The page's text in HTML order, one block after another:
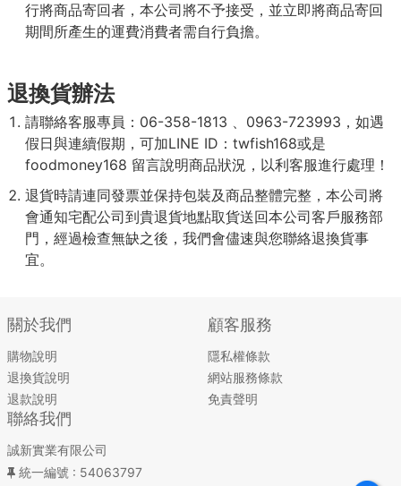
行將商品寄回者，本公司將不予接受，並立即將商品寄回
期間所產生的運費消費者需自行負擔。
退換貨辦法
請聯絡客服專員：06-358-1813 、0963-723993，如遇
假日與連續假期，可加LINE ID：twfish168或是
foodmoney168 留言說明商品狀況，以利客服進行處理！
退貨時請連同發票並保持包裝及商品整體完整，本公司將
會通知宅配公司到貴退貨地點取貨送回本公司客戶服務部
門，經過檢查無缺之後，我們會儘速與您聯絡退換貨事
宜。
關於我們
購物說明
退換貨說明
退款說明
顧客服務
隱私權條款
網站服務條款
免責聲明
聯絡我們
誠新實業有限公司
統一編號 : 54063797